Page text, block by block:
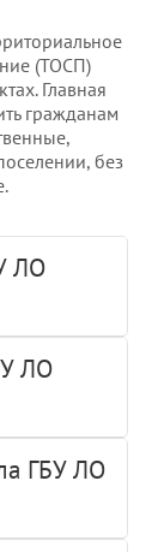
(ТОСП)
Главная
гражданам
без
ЛО
ЛО
ГБУ ЛО